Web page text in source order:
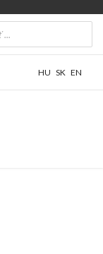
HU SK EN